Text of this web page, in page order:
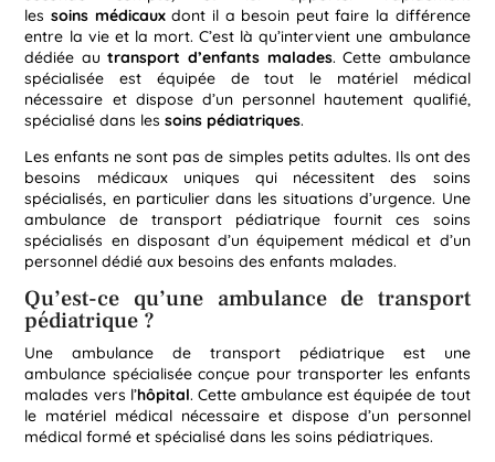
les soins médicaux dont il a besoin peut faire la différence
entre la vie et la mort. C’est là qu’intervient une ambulance
dédiée au transport d’enfants malades. Cette ambulance
spécialisée est équipée de tout le matériel médical
nécessaire et dispose d’un personnel hautement qualifié,
spécialisé dans les soins pédiatriques.
Les enfants ne sont pas de simples petits adultes. Ils ont des
besoins médicaux uniques qui nécessitent des soins
spécialisés, en particulier dans les situations d’urgence. Une
ambulance de transport pédiatrique fournit ces soins
spécialisés en disposant d’un équipement médical et d’un
personnel dédié aux besoins des enfants malades.
Qu’est-ce qu’une ambulance de transport
pédiatrique ?
Une ambulance de transport pédiatrique est une
ambulance spécialisée conçue pour transporter les enfants
malades vers l’hôpital. Cette ambulance est équipée de tout
le matériel médical nécessaire et dispose d’un personnel
médical formé et spécialisé dans les soins pédiatriques.